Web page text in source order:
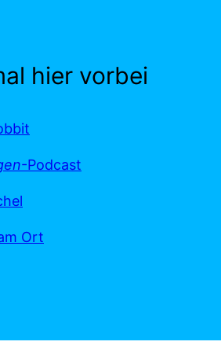
hier vorbei
-Podcast
Ort